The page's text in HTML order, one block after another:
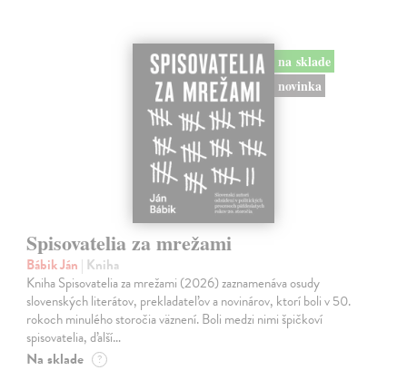
na sklade
novinka
Spisovatelia za mrežami
Bábik Ján | Kniha
Kniha Spisovatelia za mrežami (2026) zaznamenáva osudy
slovenských literátov, prekladateľov a novinárov, ktorí boli v 50.
rokoch minulého storočia väznení. Boli medzi nimi špičkoví
spisovatelia, ďalší…
Na sklade ?